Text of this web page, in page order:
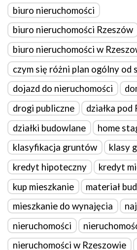
biuro nieruchomości
biuro nieruchomości Rzeszów
biuro nieruchomości w
czym się różni plan ogólny od
dojazd do nieruchomości
drogi publiczne
działka pod
działki budowlane
home
klasyfikacja gruntów
klasy
kredyt hipoteczny
kredyt
kup mieszkanie
materiał
mieszkanie do wynajęcia
nieruchomości
nieruchomości w Rzeszowie